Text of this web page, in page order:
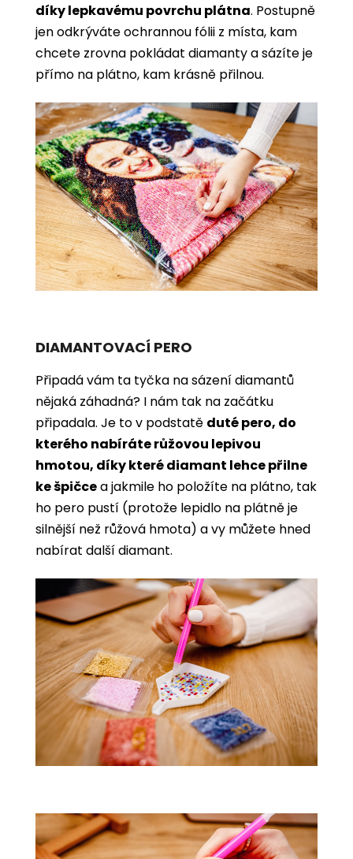
díky lepkavému povrchu plátna. Postupně
jen odkrýváte ochrannou fólii z místa, kam
chcete zrovna pokládat diamanty a sázíte je
přímo na plátno, kam krásně přilnou.
DIAMANTOVACÍ PERO
Připadá vám ta tyčka na sázení diamantů
nějaká záhadná? I nám tak na začátku
připadala. Je to v podstatě duté pero, do
kterého nabíráte růžovou lepivou
hmotou, díky které diamant lehce přilne
ke špičcea jakmile ho položíte na plátno, tak
ho pero pustí (protože lepidlo na plátně je
silnější než růžová hmota) a vy můžete hned
nabírat další diamant.